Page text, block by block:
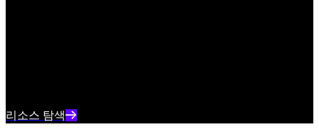
리소스 탐색